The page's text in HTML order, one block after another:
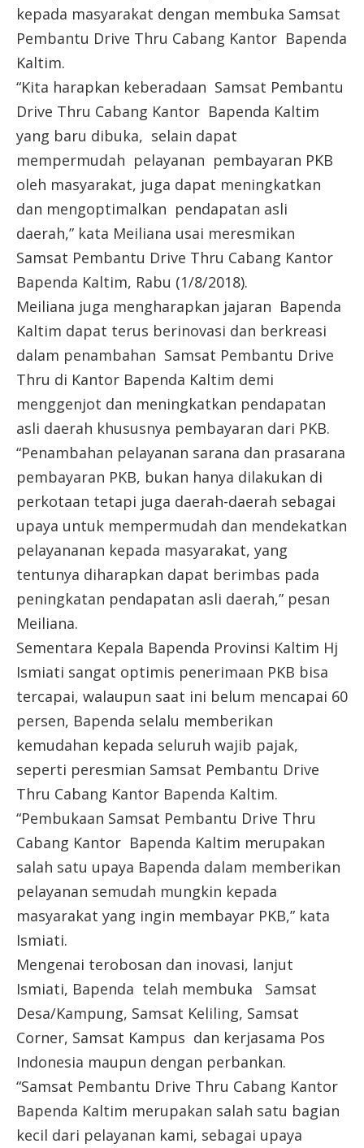
kepada masyarakat dengan membuka Samsat
Pembantu Drive Thru Cabang Kantor Bapenda
Kaltim.
“Kita harapkan keberadaan Samsat Pembantu
Drive Thru Cabang Kantor Bapenda Kaltim
yang baru dibuka, selain dapat
mempermudah pelayanan pembayaran PKB
oleh masyarakat, juga dapat meningkatkan
dan mengoptimalkan pendapatan asli
daerah,” kata Meiliana usai meresmikan
Samsat Pembantu Drive Thru Cabang Kantor
Bapenda Kaltim, Rabu (1/8/2018).
Meiliana juga mengharapkan jajaran Bapenda
Kaltim dapat terus berinovasi dan berkreasi
dalam penambahan Samsat Pembantu Drive
Thru di Kantor Bapenda Kaltim demi
menggenjot dan meningkatkan pendapatan
asli daerah khususnya pembayaran dari PKB.
“Penambahan pelayanan sarana dan prasarana
pembayaran PKB, bukan hanya dilakukan di
perkotaan tetapi juga daerah-daerah sebagai
upaya untuk mempermudah dan mendekatkan
pelayananan kepada masyarakat, yang
tentunya diharapkan dapat berimbas pada
peningkatan pendapatan asli daerah,” pesan
Meiliana.
Sementara Kepala Bapenda Provinsi Kaltim Hj
Ismiati sangat optimis penerimaan PKB bisa
tercapai, walaupun saat ini belum mencapai 60
persen, Bapenda selalu memberikan
kemudahan kepada seluruh wajib pajak,
seperti peresmian Samsat Pembantu Drive
Thru Cabang Kantor Bapenda Kaltim.
“Pembukaan Samsat Pembantu Drive Thru
Cabang Kantor Bapenda Kaltim merupakan
salah satu upaya Bapenda dalam memberikan
pelayanan semudah mungkin kepada
masyarakat yang ingin membayar PKB,” kata
Ismiati.
Mengenai terobosan dan inovasi, lanjut
Ismiati, Bapenda telah membuka Samsat
Desa/Kampung, Samsat Keliling, Samsat
Corner, Samsat Kampus dan kerjasama Pos
Indonesia maupun dengan perbankan.
“Samsat Pembantu Drive Thru Cabang Kantor
Bapenda Kaltim merupakan salah satu bagian
kecil dari pelayanan kami, sebagai upaya